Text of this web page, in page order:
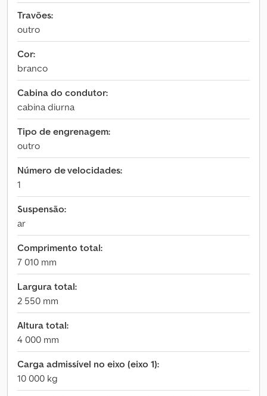
Travões:
outro
Cor:
branco
Cabina do condutor:
cabina diurna
Tipo de engrenagem:
outro
Número de velocidades:
1
Suspensão:
ar
Comprimento total:
7 010 mm
Largura total:
2 550 mm
Altura total:
4 000 mm
Carga admissível no eixo (eixo 1):
10 000 kg